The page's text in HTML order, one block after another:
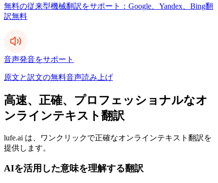
無料の従来型機械翻訳をサポート：Google、Yandex、Bing翻
訳無料
音声発音をサポート
原文と訳文の無料音声読み上げ
高速、正確、プロフェッショナルなオ
ンラインテキスト翻訳
lufe.ai は、ワンクリックで正確なオンラインテキスト翻訳を
提供します。
AIを活用した意味を理解する翻訳